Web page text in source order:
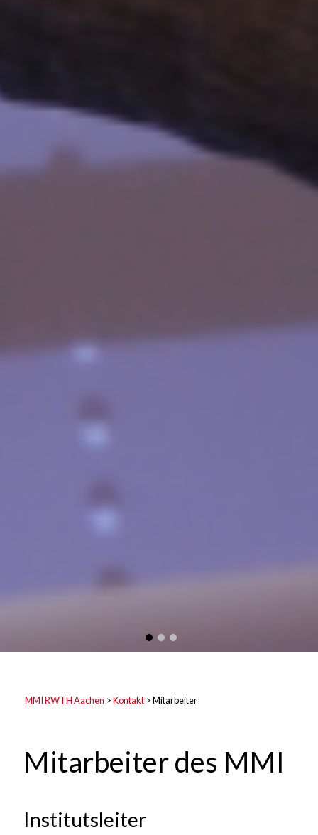
MMI RWTH Aachen >Kontakt>Mitarbeiter
Mitarbeiter des MMI
Institutsleiter